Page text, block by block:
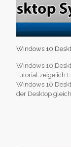
Windows 10
Windows 10
Tutorial zeige ich
Windows 10
der Desktop gleich